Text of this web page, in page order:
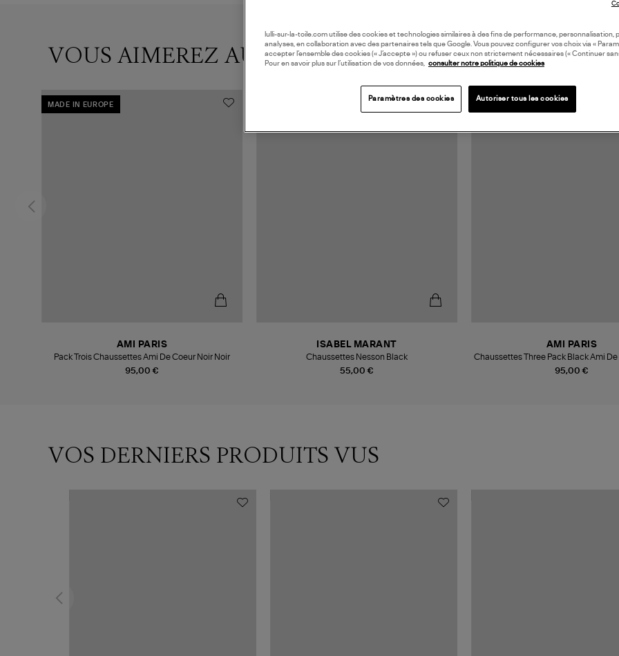
VOUS AIMEREZ AUSSI
MADE IN EUROPE
95,00 €
AMI PARIS
Pack Trois Chaussettes Ami De Coeur Noir Noir
55,00 €
ISABEL MARANT
Chaussettes Nesson Black
95,00 €
AMI PARIS
Chaussettes Three Pack Black Ami
Grey Black Off Wh
VOS DERNIERS PRODUITS VUS
lulli-sur-la-toile.com utilise des cookies et technologies similaires à des fins de performance, personnalisation,
analyses, en collaboration avec des partenaires tels que Google. Vous pouvez configurer vos choix via «
accepter l’ensemble des cookies (« J’accepte ») ou refuser ceux non strictement nécessaires (« Continuer
Pour en savoir plus sur l’utilisation de vos données, consulter notre politique de cookies
Paramètres des cookies Autoriser tous les cookies